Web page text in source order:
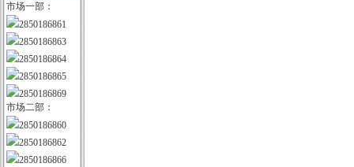
市场一部：
2850186861
2850186863
2850186864
2850186865
2850186869
市场二部：
2850186860
2850186862
2850186866